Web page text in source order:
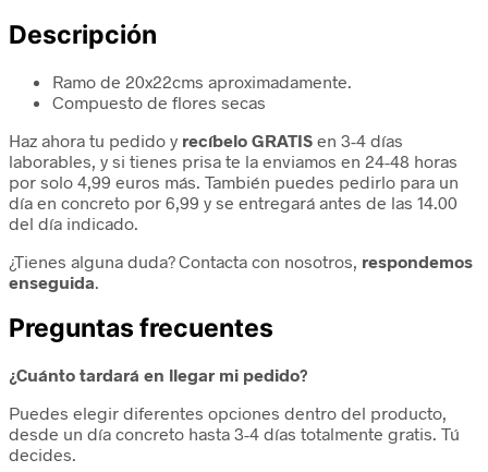
Descripción
Ramo de 20x22cms aproximadamente.
Compuesto de flores secas
Haz ahora tu pedido y recíbelo GRATIS en 3-4 días
laborables, y si tienes prisa te la enviamos en 24-48 horas
por solo 4,99 euros más. También puedes pedirlo para un
día en concreto por 6,99 y se entregará antes de las 14.00
del día indicado.
¿Tienes alguna duda? Contacta con nosotros, respondemos
enseguida.
Preguntas frecuentes
¿Cuánto tardará en llegar mi pedido?
Puedes elegir diferentes opciones dentro del producto,
desde un día concreto hasta 3-4 días totalmente gratis. Tú
decides.